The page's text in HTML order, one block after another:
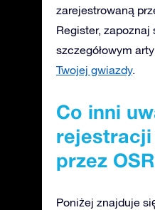
zarejestrowaną
Register, zapoznaj
szczegółowym
Twojej gwiazdy.
Co inni
przez
Poniżej znajduje